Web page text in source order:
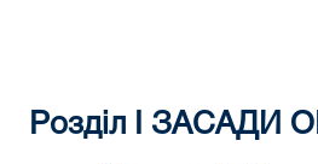
Розділ I ЗАСАДИ